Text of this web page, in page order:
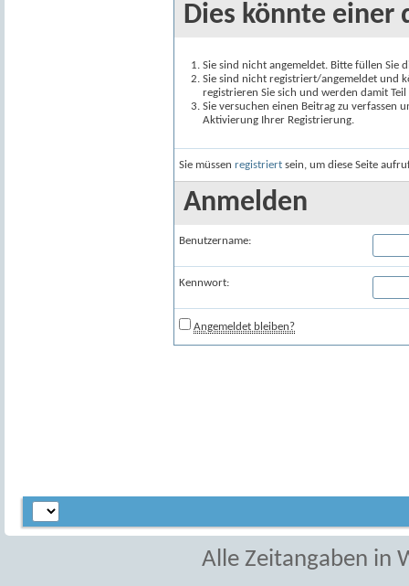
Dies könnte einer
Sie sind nicht angemeldet. Bitte füllen Sie
Sie sind nicht registriert/angemeldet und
registrieren Sie sich und werden damit
Sie versuchen einen Beitrag zu verfassen
Aktivierung Ihrer Registrierung.
Sie müssen registriert sein, um diese Seite
Anmelden
Benutzername:
Kennwort:
Angemeldet bleiben?
Alle Zeitangaben in